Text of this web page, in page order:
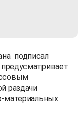
подписал
раздачи
материальных